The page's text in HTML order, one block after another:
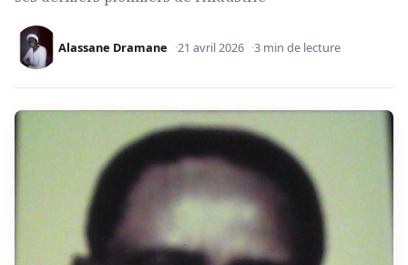
Alassane Dramane 21 avril 2026 3 min de lecture